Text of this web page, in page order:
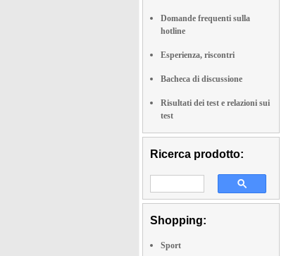
Domande frequenti sulla
hotline
Esperienza, riscontri
Bacheca di discussione
Risultati dei test e relazioni sui
test
Ricerca prodotto:
Shopping:
Sport